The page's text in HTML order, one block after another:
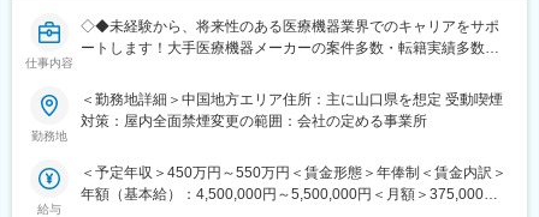
初任地希望だけでなく、エリアを跨いでの転勤はないため、転勤
負担が軽減できます。2ndプロジェクト以降も希望や適性に応じ
■キャリアの選択肢を広げる働き方：
スペシャリティ領域への挑戦、新薬PJなど市場価値を高める機
を通じて、その時々に応じたプロジェクトを提示するなどフレキ
シブルにキャリアが形成できます。その他、本社部門（マネージ
仕事内容
◇◆未経験から、将来性のある医療機器業界でのキャリアをサポ
ートします！大手医療機器メーカーの案件多数・転籍実績多数
【はじめに／CSOとは】
業とは、クライアントである国内の医療機器メーカーの営業機能
を一部EPファーマラインにて代行するサービスのことで、今回の
勤務地
＜勤務地詳細＞中国地方エリア住所：主に山口県を想定 受動喫煙
対策：屋内全面禁煙変更の範囲：会社の定める事業所
給与
＜予定年収＞450万円～550万円＜賃金形態＞年俸制＜賃金内訳＞
年額（基本給）：4,500,000円～5,500,000円＜月額＞375,000円